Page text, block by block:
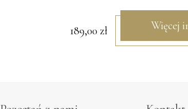
189,00 zł Więcej